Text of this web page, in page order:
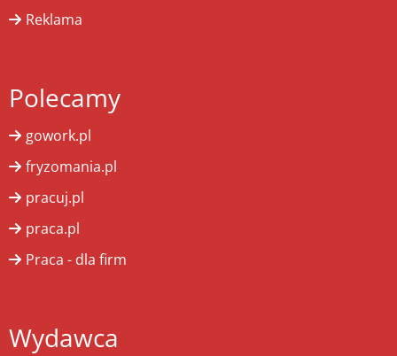
Reklama
Polecamy
gowork.pl
fryzomania.pl
pracuj.pl
praca.pl
Praca - dla firm
Wydawca